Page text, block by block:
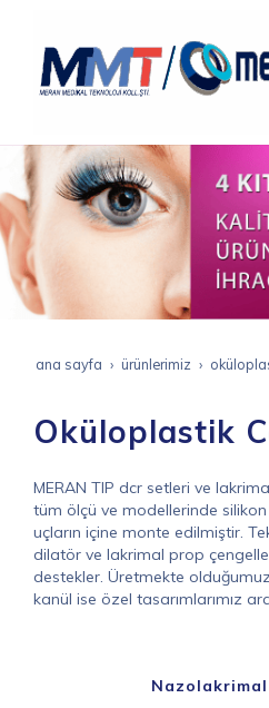
ana sayfa ürünleri̇mi̇z
Oküloplastik
MERAN TIP dcr setleri ve
tüm ölçü ve modellerinde
uçların içine monte edilmiştir.
dilatör ve lakrimal prop
destekler. Üretmekte
kanül ise özel tasarımlarımız